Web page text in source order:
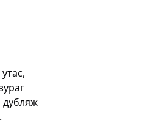
дубляж